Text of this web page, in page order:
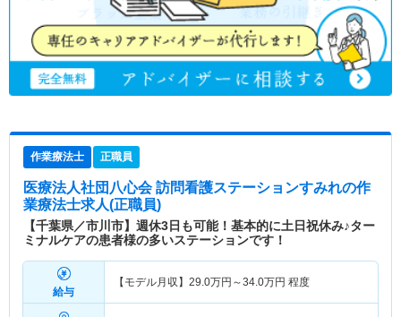
作業療法士 正職員
医療法人社団八心会 訪問看護ステーションすみれの作
業療法士求人(正職員)
【千葉県／市川市】週休3日も可能！基本的に土日祝休み♪ター
ミナルケアの患者様の多いステーションです！
給与
【モデル月収】 29.0万円～34.0万円 程度